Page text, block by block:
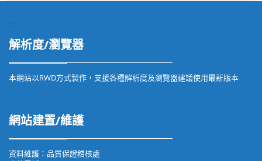
解析度/瀏覽器
本網站以RWD方式製作，支援各種解析度及瀏覽器建議使用最新版本
網站建置/維護
資料維護：品質保證稽核處